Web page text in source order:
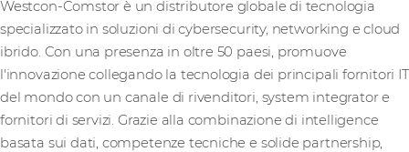
Westcon-Comstor è un distributore globale di tecnologia
specializzato in soluzioni di cybersecurity, networking e cloud
ibrido. Con una presenza in oltre 50 paesi, promuove
l'innovazione collegando la tecnologia dei principali fornitori IT
del mondo con un canale di rivenditori, system integrator e
fornitori di servizi. Grazie alla combinazione di intelligence
basata sui dati, competenze tecniche e solide partnership,